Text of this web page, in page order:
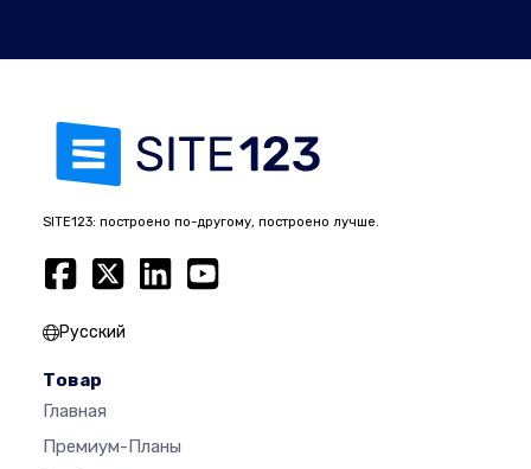
SITE123: построено по-другому, построено лучше.
Русский
Товар
Главная
Премиум-Планы